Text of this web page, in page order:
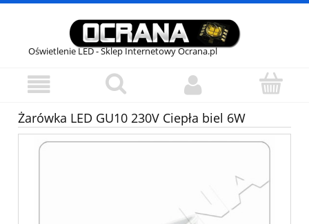
Oświetlenie LED - Sklep Internetowy Ocrana.pl
Żarówka LED GU10 230V Ciepła biel 6W